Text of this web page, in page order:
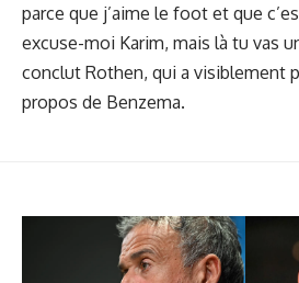
parce que j’aime le foot et que
excuse-moi Karim, mais là tu vas
conclut Rothen, qui a visiblement
propos de Benzema.